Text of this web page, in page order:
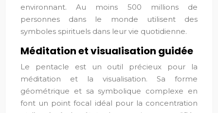
environnant. Au moins 500 millions de
personnes dans le monde utilisent des
symboles spirituels dans leur vie quotidienne.
Méditation et visualisation guidée
Le pentacle est un outil précieux pour la
méditation et la visualisation. Sa forme
géométrique et sa symbolique complexe en
font un point focal idéal pour la concentration